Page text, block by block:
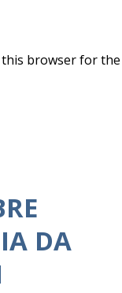
this browser for the
DA